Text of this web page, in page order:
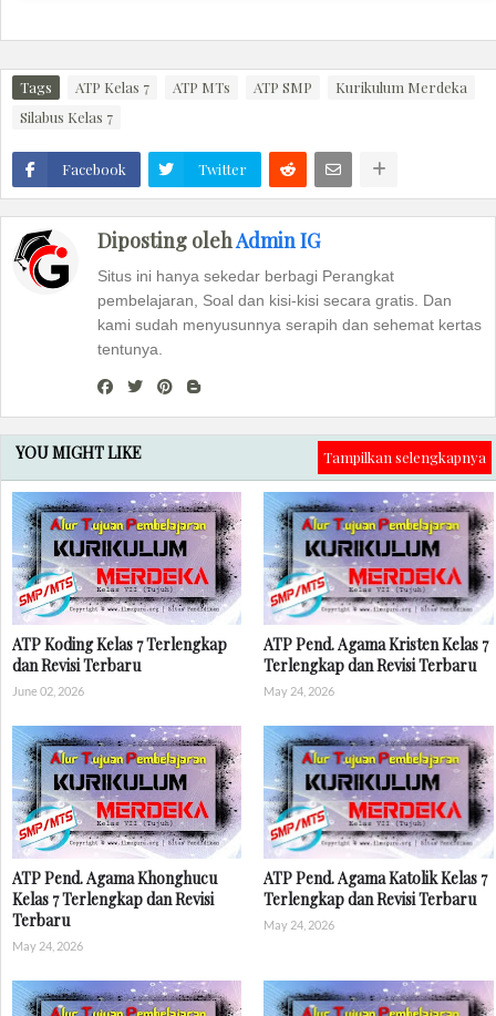
Tags ATP Kelas 7 ATP MTs ATP SMP
Kurikulum Merdeka
Silabus Kelas 7
Facebook Twitter
Diposting olehAdmin IG
Situs ini hanya sekedar berbagi Perangkat
pembelajaran, Soal dan kisi-kisi secara gratis. Dan
kami sudah menyusunnya serapih dan sehemat kertas
tentunya.
YOU MIGHT LIKE Tampilkan selengkapnya
ATP Koding Kelas 7 Terlengkap
dan Revisi Terbaru
June 02, 2026
ATP Pend. Agama Kristen Kelas 7
Terlengkap dan Revisi Terbaru
May 24, 2026
ATP Pend. Agama Khonghucu
Kelas 7 Terlengkap dan Revisi
Terbaru
May 24, 2026
ATP Pend. Agama Katolik Kelas 7
Terlengkap dan Revisi Terbaru
May 24, 2026